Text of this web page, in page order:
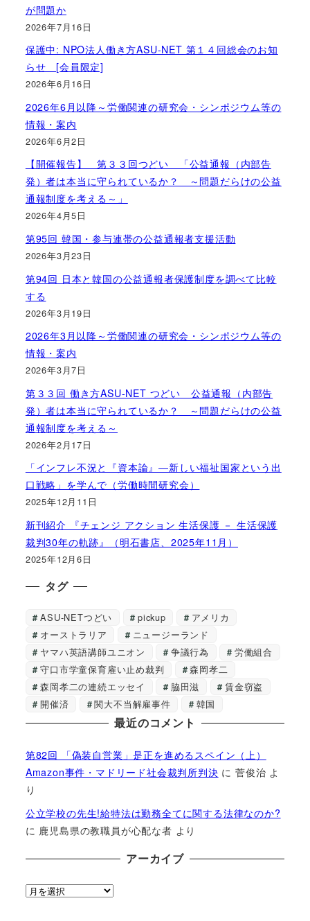
が問題か
2026年7月16日
保護中: NPO法人働き方ASU-NET 第１４回総会のお知
らせ [会員限定]
2026年6月16日
2026年6月以降～労働関連の研究会・シンポジウム等の
情報・案内
2026年6月2日
【開催報告】 第３３回つどい 「公益通報（内部告
発）者は本当に守られているか？ ～問題だらけの公益
通報制度を考える～」
2026年4月5日
第95回 韓国・参与連帯の公益通報者支援活動
2026年3月23日
第94回 日本と韓国の公益通報者保護制度を調べて比較
する
2026年3月19日
2026年3月以降～労働関連の研究会・シンポジウム等の
情報・案内
2026年3月7日
第３３回 働き方ASU-NET つどい 公益通報（内部告
発）者は本当に守られているか？ ～問題だらけの公益
通報制度を考える～
2026年2月17日
「インフレ不況と『資本論』―新しい福祉国家という出
口戦略」を学んで（労働時間研究会）
2025年12月11日
新刊紹介 『チェンジ アクション 生活保護 － 生活保護
裁判30年の軌跡』（明石書店、2025年11月）
2025年12月6日
タグ
ASU-NETつどい pickup
アメリカ
オーストラリア
ニュージーランド
ヤマハ英語講師ユニオン
争議行為
労働組合
守口市学童保育雇い止め裁判
森岡孝二
森岡孝二の連続エッセイ
脇田滋
賃金窃盗
開催済
関大不当解雇事件 韓国
最近のコメント
第82回 「偽装自営業」是正を進めるスペイン（上）
Amazon事件・マドリード社会裁判所判決 に菅俊治 よ
り
公立学校の先生!給特法は勤務全てに関する法律なのか?
に 鹿児島県の教職員が心配な者 より
アーカイブ
ア